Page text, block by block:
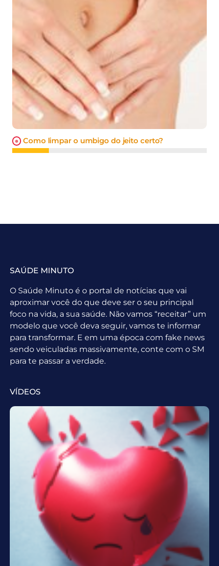
Como limpar o umbigo do jeito certo?
SAÚDE MINUTO
O Saúde Minuto é o portal de notícias que vai
aproximar você do que deve ser o seu principal
foco na vida, a sua saúde. Não vamos “receitar” um
modelo que você deva seguir, vamos te informar
para transformar. E em uma época com fake news
sendo veiculadas massivamente, conte com o SM
para te passar a verdade.
VÍDEOS